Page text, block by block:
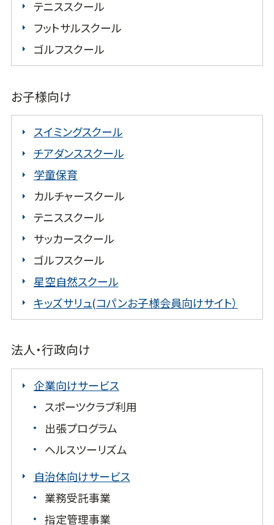
テニススクール
フットサルスクール
ゴルフスクール
お子様向け
スイミングスクール
チアダンススクール
学童保育
カルチャースクール
テニススクール
サッカースクール
ゴルフスクール
星空自然スクール
キッズサリュ(コパンお子様会員向けサイト）
法人・行政向け
企業向けサービス
スポーツクラブ利用
出張プログラム
ヘルスツーリズム
自治体向けサービス
業務受託事業
指定管理事業